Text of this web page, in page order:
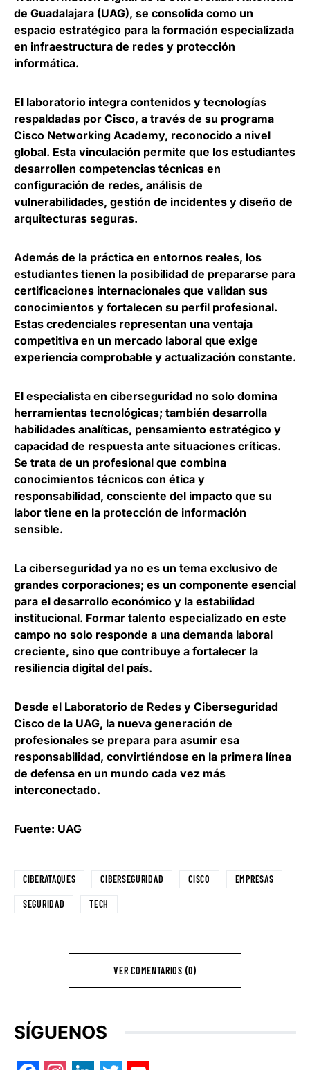
de Guadalajara (UAG), se consolida como un
espacio estratégico para la formación especializada
en infraestructura de redes y protección
informática.
El laboratorio integra contenidos y tecnologías
respaldadas por Cisco, a través de su programa
Cisco Networking Academy, reconocido a nivel
global. Esta vinculación permite que los estudiantes
desarrollen competencias técnicas en
configuración de redes, análisis de
vulnerabilidades, gestión de incidentes y diseño de
arquitecturas seguras.
Además de la práctica en entornos reales, los
estudiantes tienen la posibilidad de prepararse para
certificaciones internacionales que validan sus
conocimientos y fortalecen su perfil profesional.
Estas credenciales representan una ventaja
competitiva en un mercado laboral que exige
experiencia comprobable y actualización constante.
El especialista en ciberseguridad no solo domina
herramientas tecnológicas; también desarrolla
habilidades analíticas, pensamiento estratégico y
capacidad de respuesta ante situaciones críticas.
Se trata de un profesional que combina
conocimientos técnicos con ética y
responsabilidad, consciente del impacto que su
labor tiene en la protección de información
sensible.
La ciberseguridad ya no es un tema exclusivo de
grandes corporaciones; es un componente esencial
para el desarrollo económico y la estabilidad
institucional. Formar talento especializado en este
campo no solo responde a una demanda laboral
creciente, sino que contribuye a fortalecer la
resiliencia digital del país.
Desde el Laboratorio de Redes y Ciberseguridad
Cisco de la UAG, la nueva generación de
profesionales se prepara para asumir esa
responsabilidad, convirtiéndose en la primera línea
de defensa en un mundo cada vez más
interconectado.
Fuente: UAG
CIBERATAQUES CIBERSEGURIDAD CISCO EMPRESAS
SEGURIDAD TECH
VER COMENTARIOS (0)
SÍGUENOS